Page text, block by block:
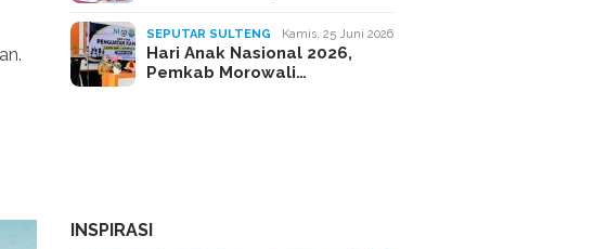
SEPUTAR SULTENG Kamis, 25 Juni 2026
Hari Anak Nasional 2026,
Pemkab Morowali…
INSPIRASI